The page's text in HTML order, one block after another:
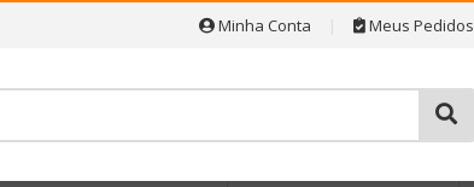
Minha Conta Meus Pedidos